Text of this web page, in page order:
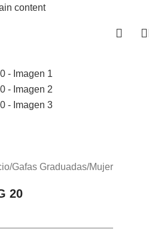
content
/Gafas Graduadas/Mujer
20